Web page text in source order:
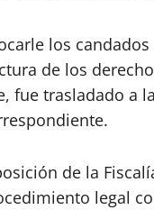
los
de los
fue trasladado a
de la
legal